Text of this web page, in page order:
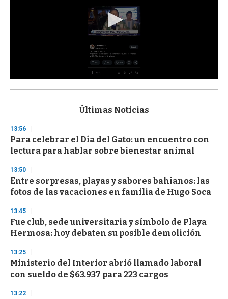
s
d
s
o
f
3
s
e
c
n
d
s
Últimas Noticias
13:56
Para celebrar el Día del Gato: un encuentro con
lectura para hablar sobre bienestar animal
13:50
Entre sorpresas, playas y sabores bahianos: las
fotos de las vacaciones en familia de Hugo Soca
13:45
Fue club, sede universitaria y símbolo de Playa
Hermosa: hoy debaten su posible demolición
13:25
Ministerio del Interior abrió llamado laboral
con sueldo de $63.937 para 223 cargos
13:22